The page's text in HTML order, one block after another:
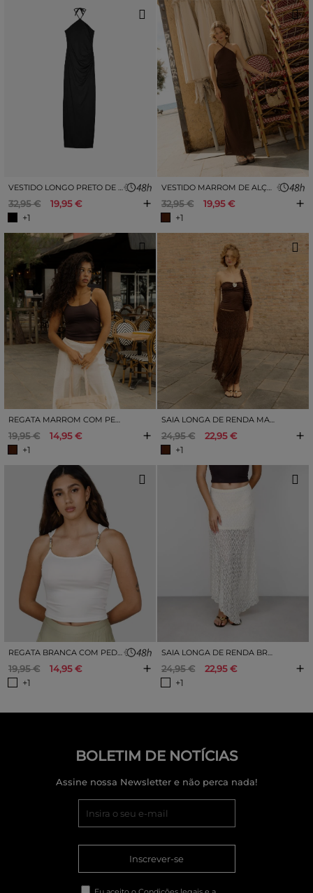
32,95 €
19,95 €
+1
+ 32,95 €
19,95 €
+1
+
REGATA MARROM COM PEDRAS DECORATIVAS
19,95 €
14,95 €
+1
+
SAIA LONGA DE RENDA MARROM
24,95 €
22,95 €
+1
+
19,95 €
14,95 €
+1
+ 24,95 €
22,95 €
+1
+
BOLETIM DE NOTÍCIAS
Assine nossa Newsletter e não perca nada!
Inscrever-se